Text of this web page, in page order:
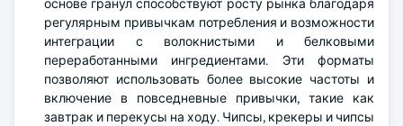
основе гранул способствуют росту рынка благодаря
регулярным привычкам потребления и возможности
интеграции с волокнистыми и белковыми
переработанными ингредиентами. Эти форматы
позволяют использовать более высокие частоты и
включение в повседневные привычки, такие как
завтрак и перекусы на ходу. Чипсы, крекеры и чипсы